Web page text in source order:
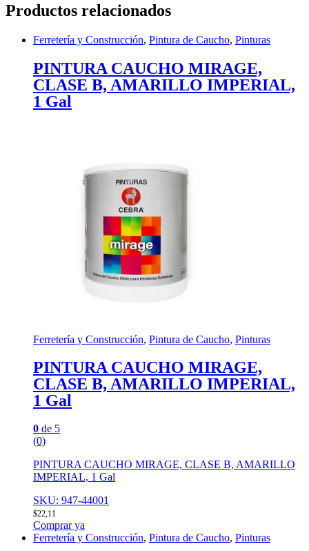
Productos relacionados
Ferretería y Construcción, Pintura de Caucho, Pinturas
PINTURA CAUCHO MIRAGE,
CLASE B, AMARILLO IMPERIAL,
1 Gal
Ferretería y Construcción, Pintura de Caucho, Pinturas
PINTURA CAUCHO MIRAGE,
CLASE B, AMARILLO IMPERIAL,
1 Gal
0 de 5
(0)
PINTURA CAUCHO MIRAGE, CLASE B, AMARILLO
IMPERIAL, 1 Gal
SKU: 947-44001
$22,11
Comprar ya
Ferretería y Construcción, Pintura de Caucho, Pinturas